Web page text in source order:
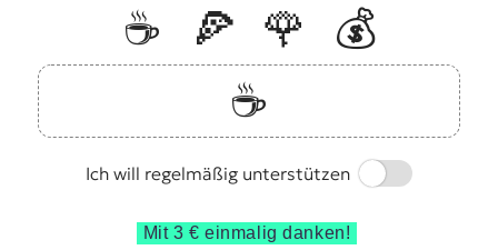
☕️ 🍕 🌹
💰
☕️
Ich will regelmäßig unterstützen
Switch
Mit 3 € einmalig danken!